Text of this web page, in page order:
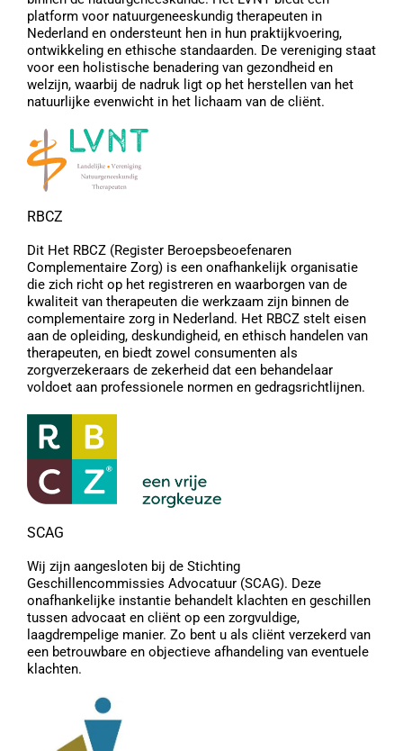
platform voor natuurgeneeskundig therapeuten in
Nederland en ondersteunt hen in hun praktijkvoering,
ontwikkeling en ethische standaarden. De vereniging staat
voor een holistische benadering van gezondheid en
welzijn, waarbij de nadruk ligt op het herstellen van het
natuurlijke evenwicht in het lichaam van de cliënt.
RBCZ
Dit Het RBCZ (Register Beroepsbeoefenaren
Complementaire Zorg) is een onafhankelijk organisatie
die zich richt op het registreren en waarborgen van de
kwaliteit van therapeuten die werkzaam zijn binnen de
complementaire zorg in Nederland. Het RBCZ stelt eisen
aan de opleiding, deskundigheid, en ethisch handelen van
therapeuten, en biedt zowel consumenten als
zorgverzekeraars de zekerheid dat een behandelaar
voldoet aan professionele normen en gedragsrichtlijnen.
SCAG
Wij zijn aangesloten bij de Stichting
Geschillencommissies Advocatuur (SCAG). Deze
onafhankelijke instantie behandelt klachten en geschillen
tussen advocaat en cliënt op een zorgvuldige,
laagdrempelige manier. Zo bent u als cliënt verzekerd van
een betrouwbare en objectieve afhandeling van eventuele
klachten.